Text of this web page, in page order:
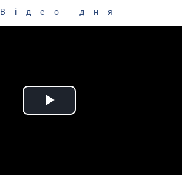
Відео дня
Play Video